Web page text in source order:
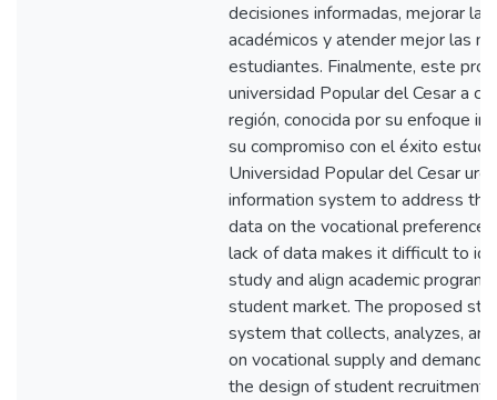
decisiones informadas, mejorar la
académicos y atender mejor las
estudiantes. Finalmente, este
universidad Popular del Cesar a
región, conocida por su enfoque
su compromiso con el éxito
Universidad Popular del Cesar
information system to address
data on the vocational
lack of data makes it difficult to
study and align academic
student market. The proposed
system that collects, analyzes,
on vocational supply and
the design of student recruitment